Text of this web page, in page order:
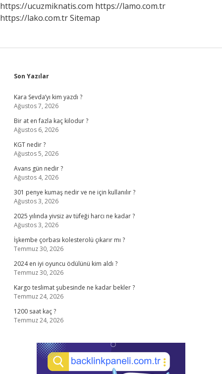
https://ucuzmiknatis.com https://lamo.com.tr
https://lako.com.trSitemap
Sidebar
Son Yazılar
Kara Sevda’yı kim yazdı ?
Ağustos 7, 2026
Bir at en fazla kaç kilodur ?
Ağustos 6, 2026
KGT nedir ?
Ağustos 5, 2026
Avans gün nedir ?
Ağustos 4, 2026
301 penye kumaş nedir ve ne için kullanılır ?
Ağustos 3, 2026
2025 yılında yivsiz av tüfeği harcı ne kadar ?
Ağustos 3, 2026
İşkembe çorbası kolesterolü çıkarır mı ?
Temmuz 30, 2026
2024 en iyi oyuncu ödülünü kim aldı ?
Temmuz 30, 2026
Kargo teslimat şubesinde ne kadar bekler ?
Temmuz 24, 2026
1200 saat kaç ?
Temmuz 24, 2026